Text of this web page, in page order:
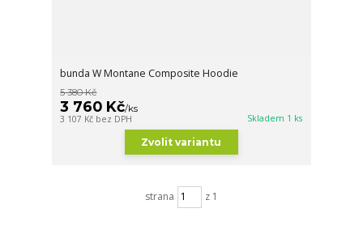
bunda W Montane Composite Hoodie
5 380 Kč
3 760 Kč/ks
3 107 Kč bez DPH Skladem 1 ks
Zvolit variantu
strana z 1